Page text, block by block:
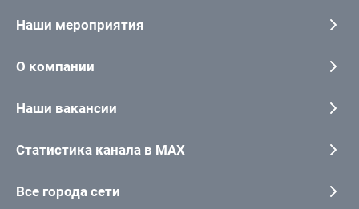
Наши мероприятия
О компании
Наши вакансии
Статистика канала в MAX
Все города сети